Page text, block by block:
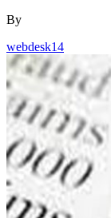
By
webdesk14